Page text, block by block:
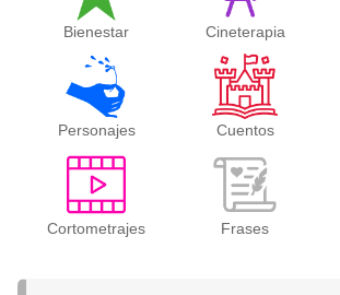
Bienestar Cineterapia
Personajes Cuentos
Cortometrajes Frases